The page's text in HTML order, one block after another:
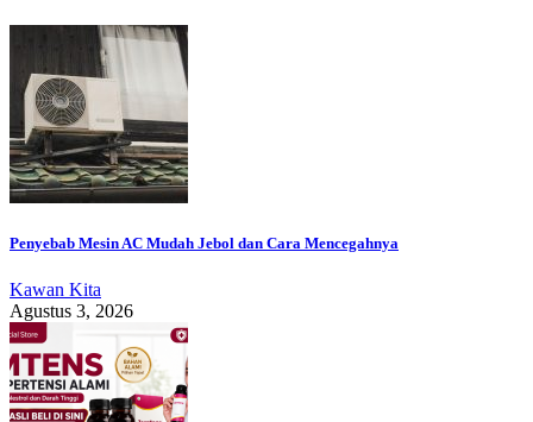
Penyebab Mesin AC Mudah Jebol dan Cara Mencegahnya
Kawan Kita
Agustus 3, 2026